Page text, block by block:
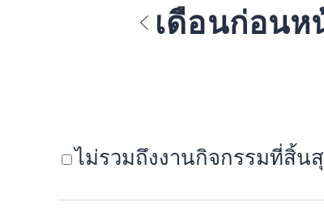
เดือนก่อนห
ไม่รวมถึงงานกิจกรรมที่สิ้น